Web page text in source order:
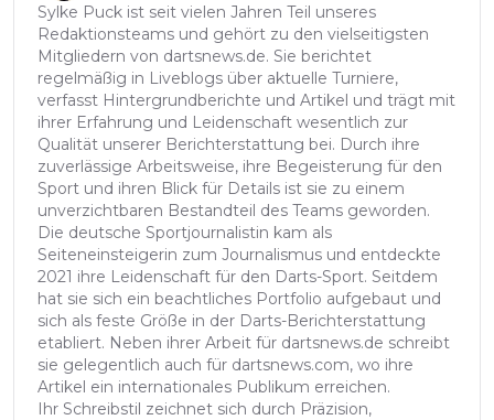
Sylke Puck ist seit vielen Jahren Teil unseres
Redaktionsteams und gehört zu den vielseitigsten
Mitgliedern von dartsnews.de. Sie berichtet
regelmäßig in Liveblogs über aktuelle Turniere,
verfasst Hintergrundberichte und Artikel und trägt mit
ihrer Erfahrung und Leidenschaft wesentlich zur
Qualität unserer Berichterstattung bei. Durch ihre
zuverlässige Arbeitsweise, ihre Begeisterung für den
Sport und ihren Blick für Details ist sie zu einem
unverzichtbaren Bestandteil des Teams geworden.
Die deutsche Sportjournalistin kam als
Seiteneinsteigerin zum Journalismus und entdeckte
2021 ihre Leidenschaft für den Darts-Sport. Seitdem
hat sie sich ein beachtliches Portfolio aufgebaut und
sich als feste Größe in der Darts-Berichterstattung
etabliert. Neben ihrer Arbeit für dartsnews.de schreibt
sie gelegentlich auch für dartsnews.com, wo ihre
Artikel ein internationales Publikum erreichen.
Ihr Schreibstil zeichnet sich durch Präzision,